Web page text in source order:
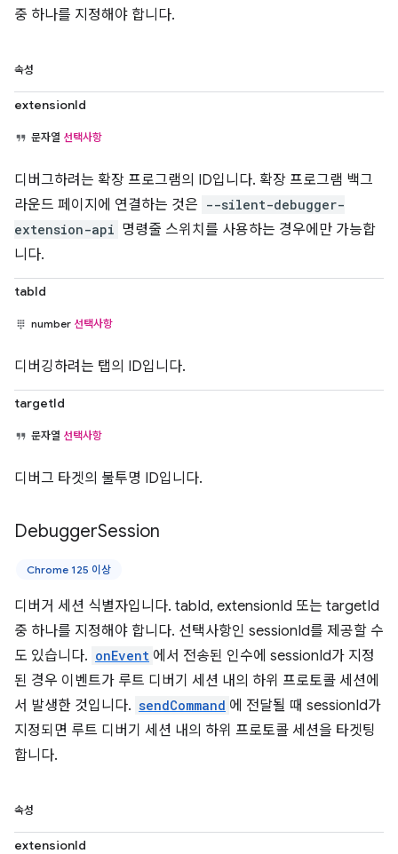
중 하나를 지정해야 합니다.
속성
extensionId
문자열 선택사항
디버그하려는 확장 프로그램의 ID입니다. 확장 프로그램 백그
라운드 페이지에 연결하는 것은 --silent-debugger-
extension-api 명령줄 스위치를 사용하는 경우에만 가능합
니다.
tabId
number 선택사항
디버깅하려는 탭의 ID입니다.
targetId
문자열 선택사항
디버그 타겟의 불투명 ID입니다.
DebuggerSession
Chrome 125 이상
디버거 세션 식별자입니다. tabId, extensionId 또는 targetId
중 하나를 지정해야 합니다. 선택사항인 sessionId를 제공할 수
도 있습니다. onEvent 에서 전송된 인수에 sessionId가 지정
된 경우 이벤트가 루트 디버기 세션 내의 하위 프로토콜 세션에
서 발생한 것입니다. sendCommand 에 전달될 때 sessionId가
지정되면 루트 디버기 세션 내의 하위 프로토콜 세션을 타겟팅
합니다.
속성
extensionId